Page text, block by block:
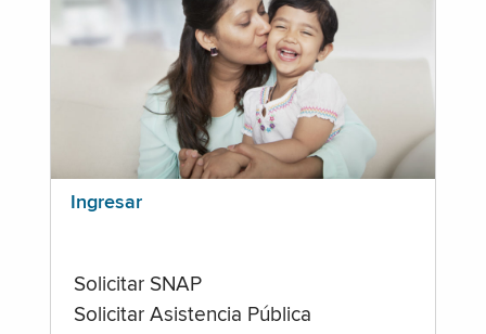
Ingresar
Solicitar SNAP
Solicitar Asistencia Pública